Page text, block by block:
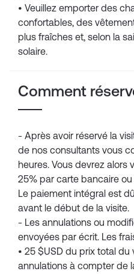
• Veuillez emporter des
confortables, des
plus fraîches et, selon la
solaire.
Comment
- Après avoir réservé la
de nos consultants vous
heures. Vous devrez alors
25% par carte bancaire
Le paiement intégral est
avant le début de la visite.
- Les annulations ou
envoyées par écrit. Les
• 25 $USD du prix total du
annulations à compter de